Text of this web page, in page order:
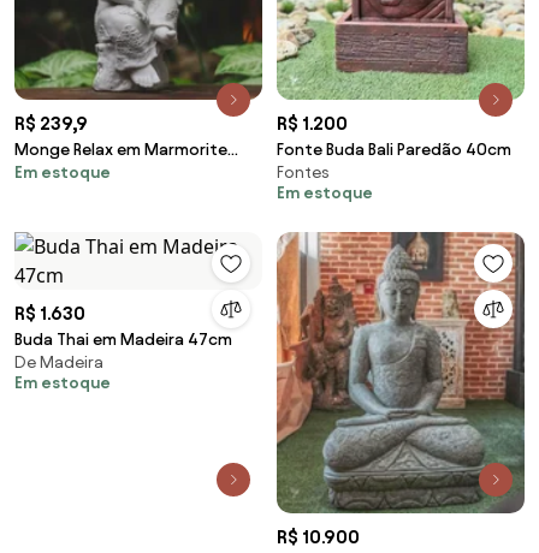
R$ 239,9
Monge Relax em Marmorite
26cm
Em estoque
R$ 1.200
Fonte Buda Bali Paredão 40cm
Fontes
Em estoque
R$ 1.630
Buda Thai em Madeira 47cm
De Madeira
Em estoque
R$ 10.900